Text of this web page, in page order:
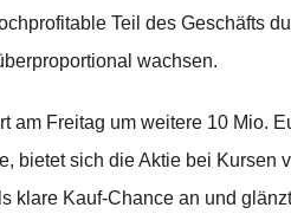
Teil des Geschäfts
wachsen.
am Freitag um weitere 10 Mio.
bietet sich die Aktie bei Kursen
klare Kauf-Chance an und